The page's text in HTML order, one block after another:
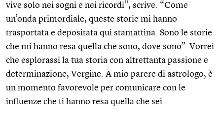
vive solo nei sogni e nei ricordi”, scrive. “Come
un’onda primordiale, queste storie mi hanno
trasportata e depositata qui stamattina. Sono le storie
che mi hanno resa quella che sono, dove sono”. Vorrei
che esplorassi la tua storia con altrettanta passione e
determinazione, Vergine. A mio parere di astrologo, è
un momento favorevole per comunicare con le
influenze che ti hanno resa quella che sei.